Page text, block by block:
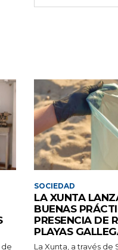
de
SOCIEDAD
LA XUNTA
BUENAS
PRESENCIA DE
PLAYAS
La Xunta, a través de